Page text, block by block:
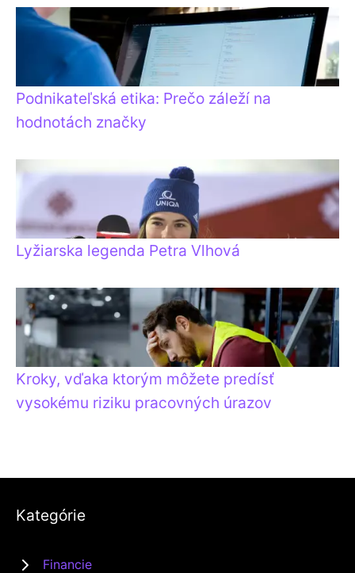
Podnikateľská etika: Prečo záleží na
hodnotách značky
Lyžiarska legenda Petra Vlhová
Kroky, vďaka ktorým môžete predísť
vysokému riziku pracovných úrazov
Kategórie
Financie